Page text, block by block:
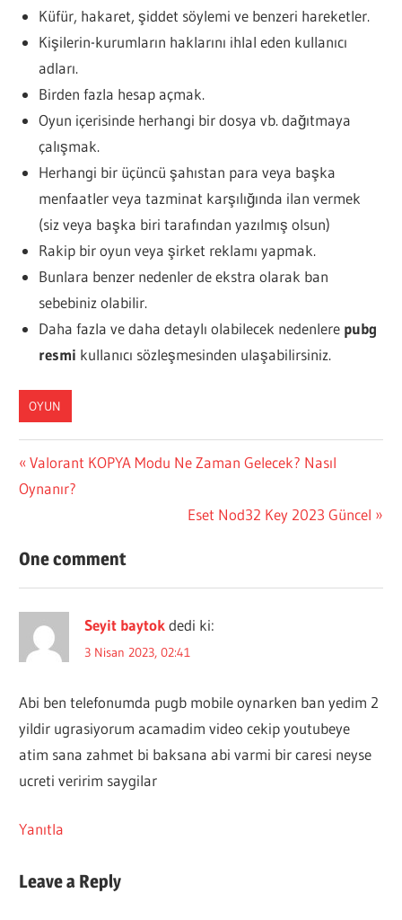
Küfür, hakaret, şiddet söylemi ve benzeri hareketler.
Kişilerin-kurumların haklarını ihlal eden kullanıcı
adları.
Birden fazla hesap açmak.
Oyun içerisinde herhangi bir dosya vb. dağıtmaya
çalışmak.
Herhangi bir üçüncü şahıstan para veya başka
menfaatler veya tazminat karşılığında ilan vermek
(siz veya başka biri tarafından yazılmış olsun)
Rakip bir oyun veya şirket reklamı yapmak.
Bunlara benzer nedenler de ekstra olarak ban
sebebiniz olabilir.
Daha fazla ve daha detaylı olabilecek nedenlere pubg
resmi kullanıcı sözleşmesinden ulaşabilirsiniz.
OYUN
Yazı
gezinmesi
Previous
Post:
Valorant KOPYA Modu Ne Zaman Gelecek? Nasıl
Oynanır?
Next
Eset Nod32 Key 2023 Güncel
One comment
Seyit baytok dedi ki:
3 Nisan 2023, 02:41
Abi ben telefonumda pugb mobile oynarken ban yedim 2
yildir ugrasiyorum acamadim video cekip youtubeye
atim sana zahmet bi baksana abi varmi bir caresi neyse
ucreti veririm saygilar
Yanıtla
Leave a Reply